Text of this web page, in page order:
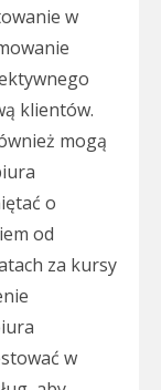
w
klientów.
mogą
o
od
za kursy
w